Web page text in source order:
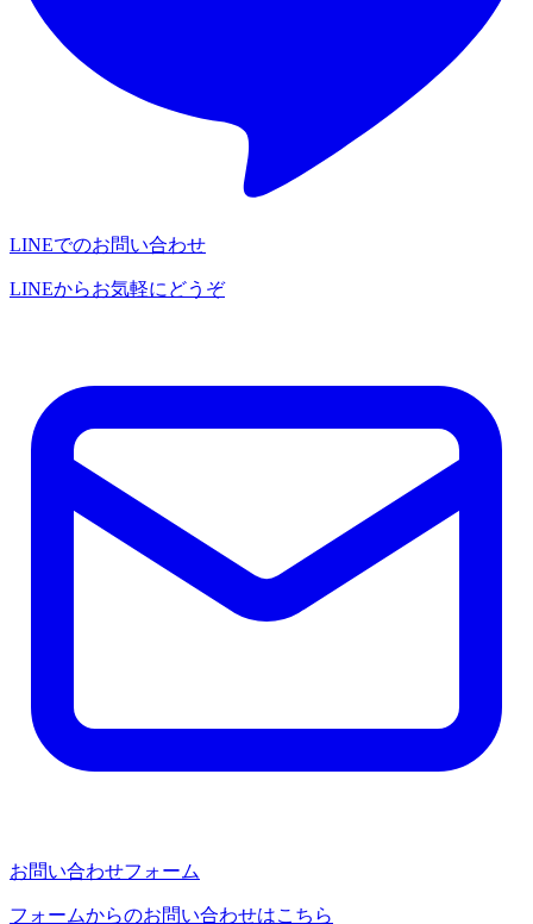
LINEでのお問い合わせ
LINEからお気軽にどうぞ
お問い合わせフォーム
フォームからのお問い合わせはこちら